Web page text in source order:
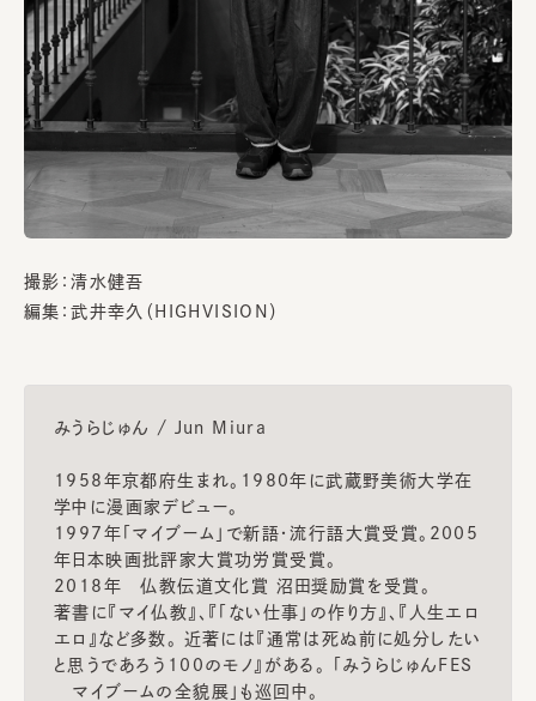
撮影：清水健吾
編集：武井幸久（HIGHVISION）
みうらじゅん / Jun Miura
1958年京都府生まれ。1980年に武蔵野美術大学在
学中に漫画家デビュー。
1997年「マイブーム」で新語・流行語大賞受賞。2005
年日本映画批評家大賞功労賞受賞。
2018年 仏教伝道文化賞 沼田奨励賞を受賞。
著書に『マイ仏教』、『「ない仕事」の作り方』、『人生エロ
エロ』など多数。 近著には『通常は死ぬ前に処分したい
と思うであろう100のモノ』がある。 「みうらじゅんFES
マイブームの全貌展」も巡回中。